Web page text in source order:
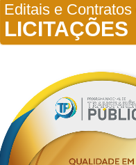
Editais e Contratos
LICITAÇÕES